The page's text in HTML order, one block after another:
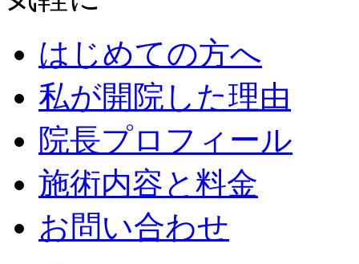
はじめての方へ
私が開院した理由
院長プロフィール
施術内容と料金
お問い合わせ